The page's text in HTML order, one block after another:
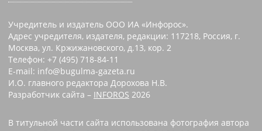
Учредитель и издатель ООО ИА «Инфорос».
Адрес учредителя, издателя, редакции: 117218, Россия, г.
Москва, ул. Кржижановского, д.13, кор. 2
Телефон: +7 (495) 718-84-11
E-mail: info@bugulma-gazeta.ru
И.О. главного редактора Дорохова Н.В.
Разработчик сайта – INFOROS 2026
В титульной части сайта использована фотография автора